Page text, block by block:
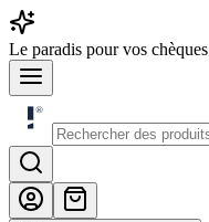
Le paradis pour vos chèques